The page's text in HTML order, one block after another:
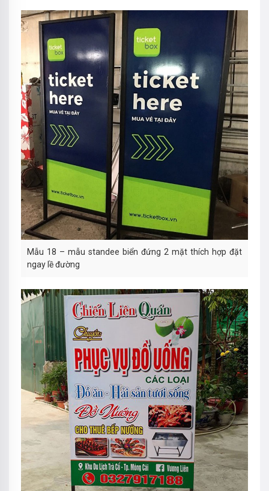
Mẫu 18 – mẫu standee biển đứng 2 mặt thích hợp đặt
ngay lề đường